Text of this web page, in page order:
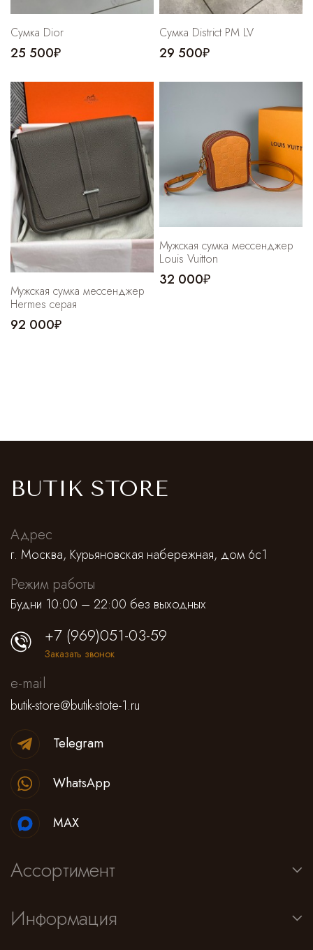
Сумка Dior
25 500₽
Cумка District PM LV
29 500₽
Мужская сумка мессенджер
Hermes серая
92 000₽
Мужская сумка мессенджер
Louis Vuitton
32 000₽
BUTIK STORE
Адрес
г. Москва, Курьяновская набережная, дом 6с1
Режим работы
Будни 10:00 – 22:00 без выходных
Ассортимент
Информация
+7 (969)051-03-59
Заказать звонок
e-mail
butik-store@butik-stote-1.ru
Telegram
WhatsApp
MAX